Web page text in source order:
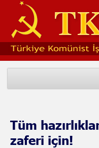
Tüm
zaferi için!